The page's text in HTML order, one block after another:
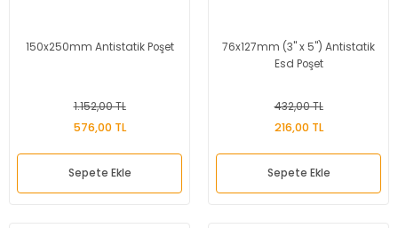
150x250mm Antistatik Poşet
1.152,00 TL
576,00 TL
Sepete Ekle
76x127mm (3'' x 5'') Antistatik
Esd Poşet
432,00 TL
216,00 TL
Sepete Ekle